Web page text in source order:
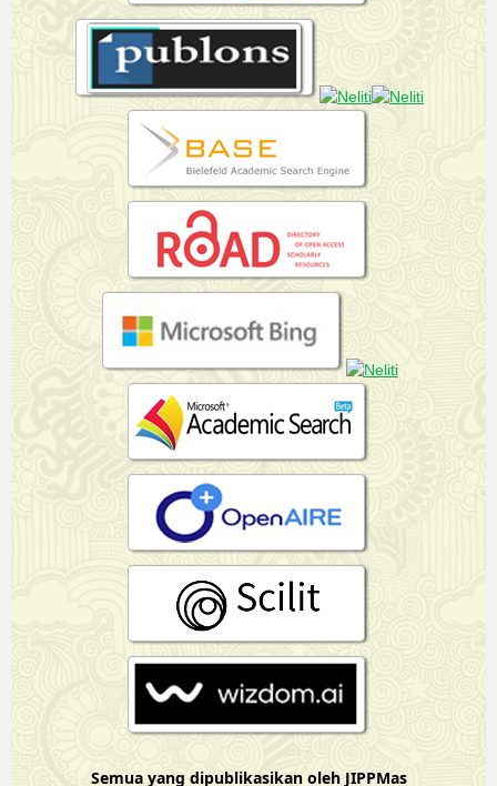
Semua yang dipublikasikan oleh JIPPMas